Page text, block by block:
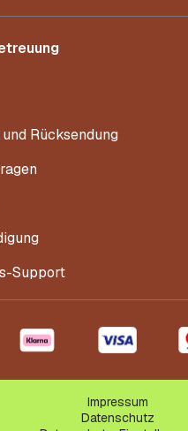
Rücksendung
Support
Impressum
Datenschutz